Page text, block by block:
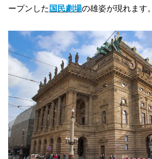
ープンした 国民劇場の雄姿が現れます。